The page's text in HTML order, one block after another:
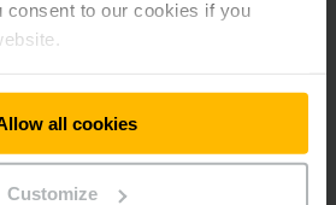
consent to our cookies if you
all cookies
Customize
cookies preferencí.
COOKIE